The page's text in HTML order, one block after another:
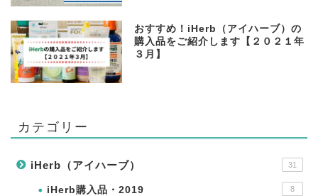
おすすめ！iHerb（アイハーブ）の
購入品をご紹介します【２０２１年
３月】
カテゴリー
iHerb（アイハーブ） 31
iHerb購入品・2019 8